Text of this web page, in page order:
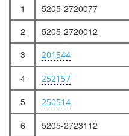
1
5205-2720077
2
5205-2720012
3
201544
4
252157
5
250514
6
5205-2723112